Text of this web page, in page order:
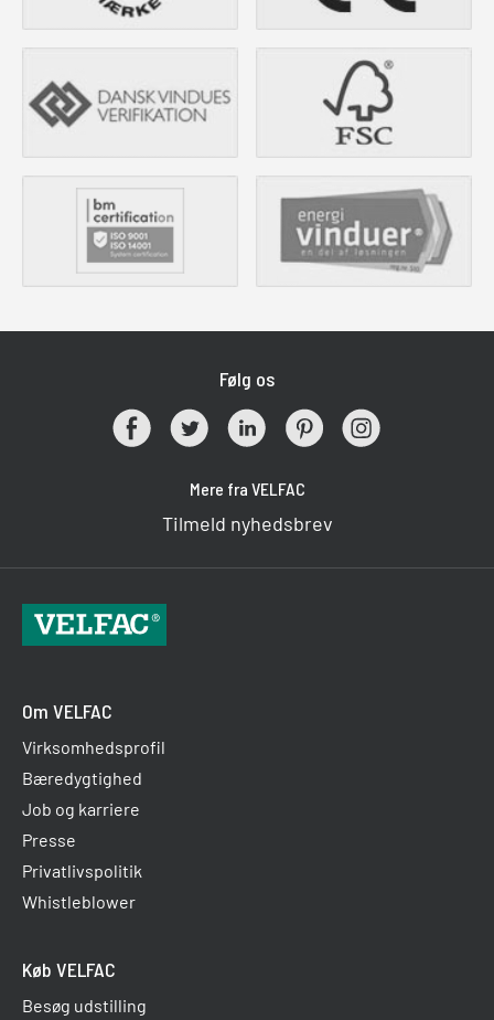
Følg os
Mere fra VELFAC
Tilmeld nyhedsbrev
Om VELFAC
Virksomhedsprofil
Bæredygtighed
Job og karriere
Presse
Privatlivspolitik
Whistleblower
Køb VELFAC
Besøg udstilling